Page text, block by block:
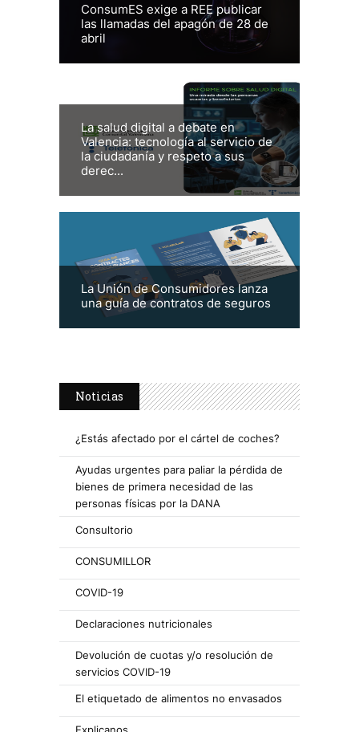
ConsumES exige a REE publicar
las llamadas del apagón de 28 de
abril
La salud digital a debate en
Valencia: tecnología al servicio de
la ciudadanía y respeto a sus
derec...
La Unión de Consumidores lanza
una guía de contratos de seguros
Noticias
¿Estás afectado por el cártel de coches?
Ayudas urgentes para paliar la pérdida de
bienes de primera necesidad de las
personas físicas por la DANA
Consultorio
CONSUMILLOR
COVID-19
Declaraciones nutricionales
Devolución de cuotas y/o resolución de
servicios COVID-19
El etiquetado de alimentos no envasados